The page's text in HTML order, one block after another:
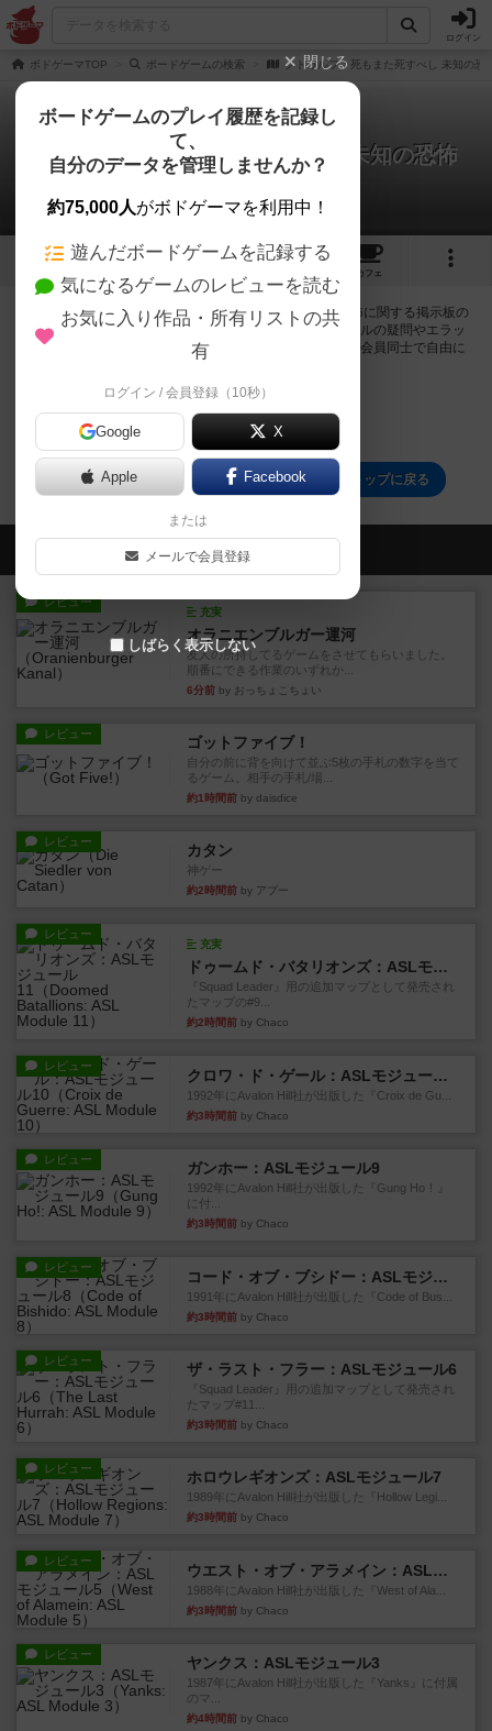
ログイン
ボドゲーマTOP ボードゲームの検索 クトゥルフ：死もまた死すべし 未知の恐
クトゥルフ：死もまた死すべし 未知の恐怖
0件の掲示板
3 1
カフェ
ログインするとクトゥルフ：死もまた死すべし 未知の恐怖に関する掲示板の
作成やコメントの書き込みが出来るようになります。ルールの疑問やエラッ
タ情報、マニュアルでは判断し辛い曖昧な表記等について会員同士で自由に
ログイン/無料会員登録
クトゥルフ：死もまた死すべし 未知の恐怖のトップに戻る
会員の新しい投稿
レビュー
充実
オラニエンブルガー運河
友人の所持してるゲームをさせてもらいました。
順番にできる作業のいずれか...
6分前 by おっちょこちょい
レビュー ゴットファイブ！
自分の前に背を向けて並ぶ5枚の手札の数字を当て
るゲーム。相手の手札/場...
約1時間前 by daisdice
レビュー カタン
神ゲー
約2時間前 by アプー
レビュー
充実
ドゥームド・バタリオンズ：ASLモジュール11
『Squad Leader』用の追加マップとして発売され
たマップの#9...
約2時間前 by Chaco
レビュー
クロワ・ド・ゲール：ASLモジュール10
1992年にAvalon Hill社が出版した『Croix de Gu...
約3時間前 by Chaco
レビュー ガンホー：ASLモジュール9
1992年にAvalon Hill社が出版した『Gung Ho！』
に付...
約3時間前 by Chaco
レビュー
コード・オブ・ブシドー：ASLモジュール8
1991年にAvalon Hill社が出版した『Code of Bus...
約3時間前 by Chaco
レビュー ザ・ラスト・フラー：ASLモジュール6
『Squad Leader』用の追加マップとして発売され
たマップ#11...
約3時間前 by Chaco
レビュー ホロウレギオンズ：ASLモジュール7
1989年にAvalon Hill社が出版した『Hollow Legi...
約3時間前 by Chaco
レビュー
ウエスト・オブ・アラメイン：ASLモジュール5
1988年にAvalon Hill社が出版した『West of Ala...
約3時間前 by Chaco
レビュー ヤンクス：ASLモジュール3
1987年にAvalon Hill社が出版した『Yanks』に付属
のマ...
約4時間前 by Chaco
閉じる
ボードゲームのプレイ履歴を記録し
て、
自分のデータを管理しませんか？
約75,000人がボドゲーマを利用中！
遊んだボードゲームを記録する
気になるゲームのレビューを読む
お気に入り作品・所有リストの共
有
ログイン / 会員登録（10秒）
Google X
Apple Facebook
または
メールで会員登録
しばらく表示しない